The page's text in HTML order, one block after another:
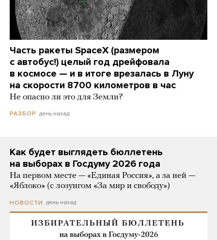
Часть ракеты SpaceX (размером
с автобус!) целый год дрейфовала
в космосе — и в итоге врезалась в Луну
на скорости 8700 километров в час
Не опасно ли это для Земли?
РАЗБОР день назад
Как будет выглядеть бюллетень
на выборах в Госдуму 2026 года
На первом месте — «Единая Россия», а за ней —
«Яблоко» (с лозунгом «За мир и свободу»)
НОВОСТИ день назад